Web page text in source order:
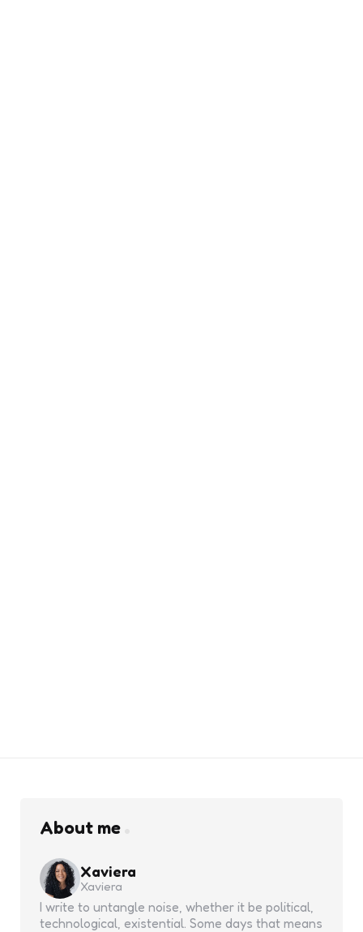
About me
Xaviera
Xaviera
I write to untangle noise, whether it be political,
technological, existential. Some days that means